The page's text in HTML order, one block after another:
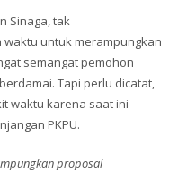
Sinaga, tak
untuk merampungkan
semangat pemohon
Tapi perlu dicatat,
waktu karena saat ini
PKPU.
proposal